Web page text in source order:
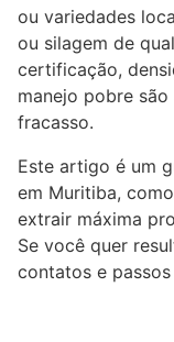
ou variedades
ou silagem de
certificação,
manejo pobre
fracasso.
Este artigo é um
em Muritiba,
extrair máxima
Se você quer
contatos e